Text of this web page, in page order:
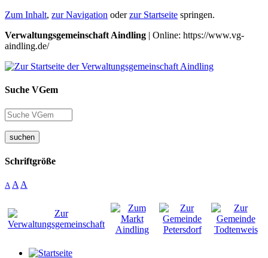
Zum Inhalt, zur Navigation oderzur Startseite springen.
Verwaltungsgemeinschaft Aindling | Online: https://www.vg-
aindling.de/
Suche VGem
suchen
Schriftgröße
A A A